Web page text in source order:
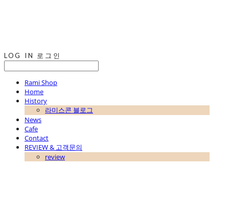
LOG IN 로그인
Rami Shop
Home
History
라미스콘 블로그
News
Cafe
Contact
REVIEW & 고객문의
review